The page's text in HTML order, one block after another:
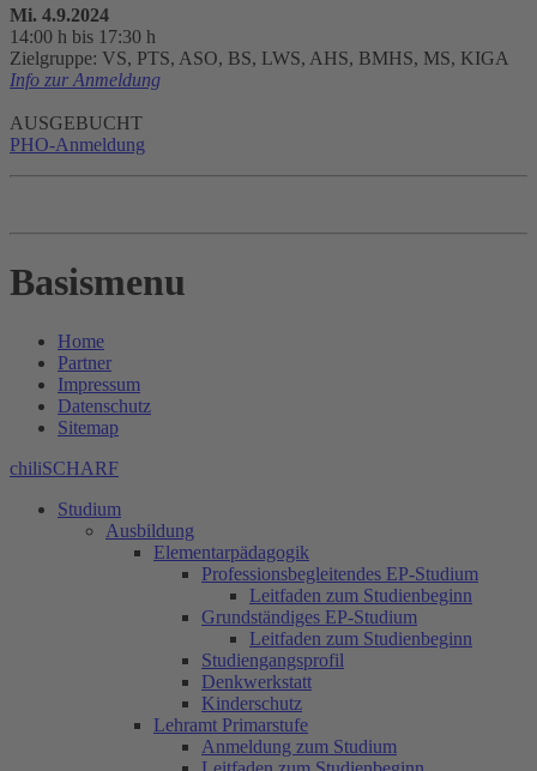
Mi. 4.9.2024
14:00 h bis 17:30 h
Zielgruppe: VS, PTS, ASO, BS, LWS, AHS, BMHS, MS, KIGA
Info zur Anmeldung
AUSGEBUCHT
PHO-Anmeldung
Basismenu
Home
Partner
Impressum
Datenschutz
Sitemap
chiliSCHARF
Studium
Ausbildung
Elementarpädagogik
Professionsbegleitendes EP-Studium
Leitfaden zum Studienbeginn
Grundständiges EP-Studium
Leitfaden zum Studienbeginn
Studiengangsprofil
Denkwerkstatt
Kinderschutz
Lehramt Primarstufe
Anmeldung zum Studium